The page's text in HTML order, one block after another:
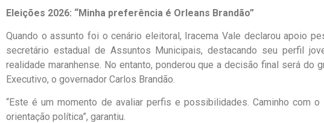
Eleições 2026: “Minha preferência é Orleans Brandão”
Quando o assunto foi o cenário eleitoral, Iracema Vale declarou apoio
secretário estadual de Assuntos Municipais, destacando seu perfil
realidade maranhense. No entanto, ponderou que a decisão final será do
Executivo, o governador Carlos Brandão.
“Este é um momento de avaliar perfis e possibilidades. Caminho com
orientação política”, garantiu.